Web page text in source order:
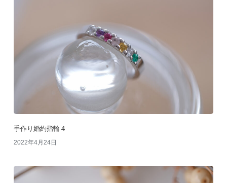
手作り婚約指輪４
2022年4月24日